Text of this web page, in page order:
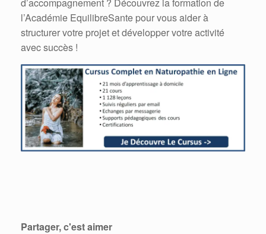
l’Académie EquilibreSante pour vous aider à
structurer votre projet et développer votre activité
avec succès !
Partager, c'est aimer